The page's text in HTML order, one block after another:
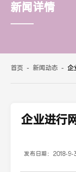
新闻详情
首页 - 新闻动态 - 企
企业进行
发布日期： 2018-9-